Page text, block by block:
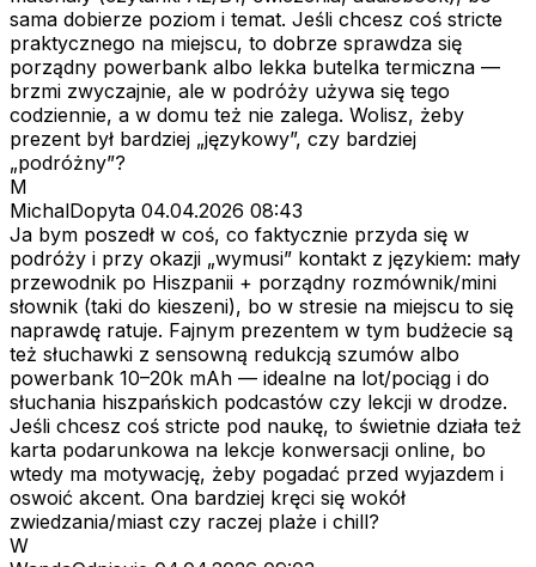
sama dobierze poziom i temat. Jeśli chcesz coś stricte
praktycznego na miejscu, to dobrze sprawdza się
porządny powerbank albo lekka butelka termiczna —
brzmi zwyczajnie, ale w podróży używa się tego
codziennie, a w domu też nie zalega. Wolisz, żeby
prezent był bardziej „językowy”, czy bardziej
„podróżny”?
M
MichalDopyta 04.04.2026 08:43
Ja bym poszedł w coś, co faktycznie przyda się w
podróży i przy okazji „wymusi” kontakt z językiem: mały
przewodnik po Hiszpanii + porządny rozmównik/mini
słownik (taki do kieszeni), bo w stresie na miejscu to się
naprawdę ratuje. Fajnym prezentem w tym budżecie są
też słuchawki z sensowną redukcją szumów albo
powerbank 10–20k mAh — idealne na lot/pociąg i do
słuchania hiszpańskich podcastów czy lekcji w drodze.
Jeśli chcesz coś stricte pod naukę, to świetnie działa też
karta podarunkowa na lekcje konwersacji online, bo
wtedy ma motywację, żeby pogadać przed wyjazdem i
oswoić akcent. Ona bardziej kręci się wokół
zwiedzania/miast czy raczej plaże i chill?
W